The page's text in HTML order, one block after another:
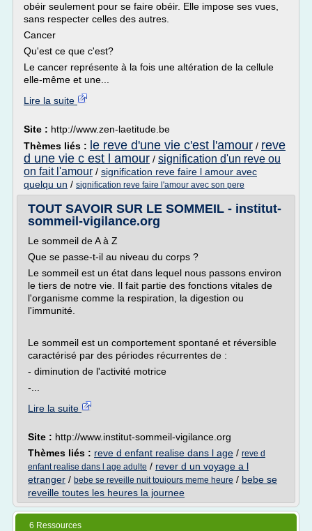
obéir seulement pour se faire obéir. Elle impose ses vues,
sans respecter celles des autres.
Cancer
Qu'est ce que c'est?
Le cancer représente à la fois une altération de la cellule
elle-même et une...
Lire la suite
Site : http://www.zen-laetitude.be
Thèmes liés : le reve d'une vie c'est l'amour / reve
d une vie c est l amour / signification d'un reve ou
on fait l'amour / signification reve faire l amour avec
quelqu un / signification reve faire l'amour avec son pere
TOUT SAVOIR SUR LE SOMMEIL - institut-
sommeil-vigilance.org
Le sommeil de A à Z
Que se passe-t-il au niveau du corps ?
Le sommeil est un état dans lequel nous passons environ
le tiers de notre vie. Il fait partie des fonctions vitales de
l'organisme comme la respiration, la digestion ou
l'immunité.
Le sommeil est un comportement spontané et réversible
caractérisé par des périodes récurrentes de :
- diminution de l'activité motrice
-...
Lire la suite
Site : http://www.institut-sommeil-vigilance.org
Thèmes liés : reve d enfant realise dans l age / reve d
enfant realise dans l age adulte / rever d un voyage a l
etranger / bebe se reveille nuit toujours meme heure / bebe se
reveille toutes les heures la journee
6 Ressources